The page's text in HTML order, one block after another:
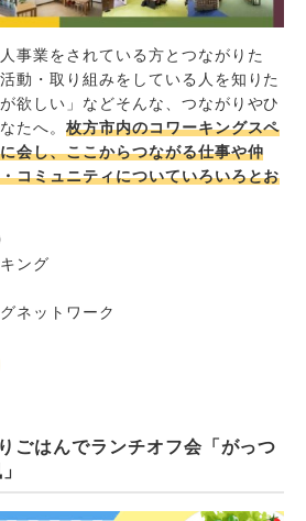
事業をされている方とつながりた
動・取り組みをしている人を知りた
欲しい」などそんな、つながりやひ
たへ。 枚方市内のコワーキングスペ
会し、ここからつながる仕事や仲
コミュニティについていろいろとお
ング
ネットワーク
ごはんでランチオフ会「がっつ